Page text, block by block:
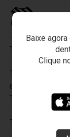
Baixe agora
Clique
Titulares:
1-Ricardo; 2-
e 6-Wellington
Tinga, 10-
Técnico: